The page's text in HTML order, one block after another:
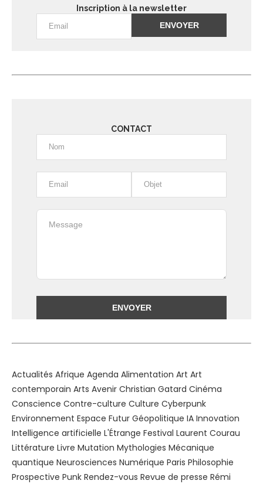
Inscription à la newsletter
CONTACT
Actualités Afrique Agenda Alimentation Art Art
contemporain Arts Avenir Christian Gatard Cinéma
Conscience Contre-culture Culture Cyberpunk
Environnement Espace Futur Géopolitique IA Innovation
Intelligence artificielle L'Étrange Festival Laurent Courau
Littérature Livre Mutation Mythologies Mécanique
quantique Neurosciences Numérique Paris Philosophie
Prospective Punk Rendez-vous Revue de presse Rémi